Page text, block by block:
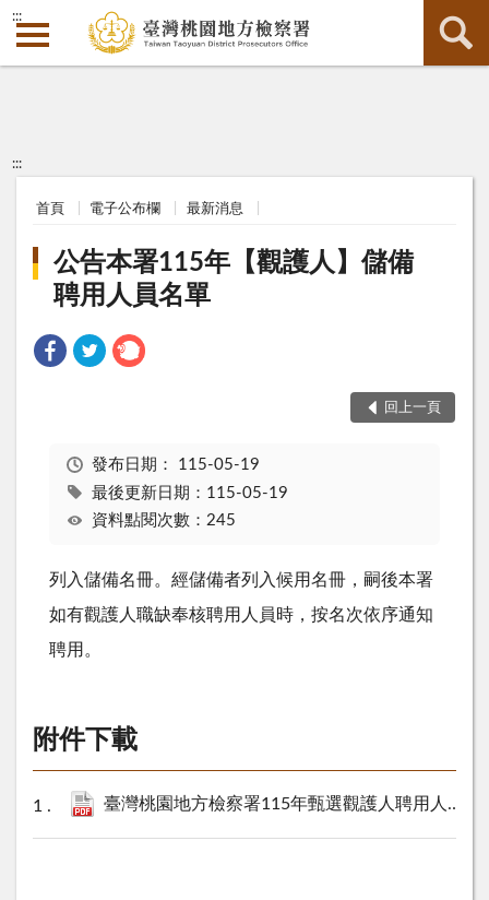
:::
:::
首頁 電子公布欄 最新消息
公告本署115年【觀護人】儲備
聘用人員名單
回上一頁
發布日期： 115-05-19
最後更新日期：115-05-19
資料點閱次數：245
列入儲備名冊。經儲備者列入候用名冊，嗣後本署
如有觀護人職缺奉核聘用人員時，按名次依序通知
聘用。
附件下載
臺灣桃園地方檢察署115年甄選觀護人聘用人員儲備人員名單.pdf